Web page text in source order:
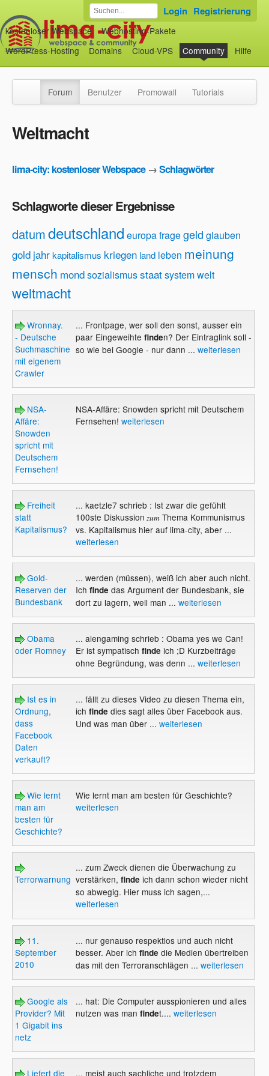
kostenloser Webspace
Webhosting-Pakete
WordPress-Hosting
Domains Cloud-VPS Community Hilfe
Login Registrierung
Forum Benutzer Promowall Tutorials
Weltmacht
lima-city: kostenloser Webspace→Schlagwörter
Schlagworte dieser Ergebnisse
datumdeutschland europafragegeld glauben
gold jahrkapitalismus kriegen land leben meinung
mensch mondsozialismusstaatsystemwelt
weltmacht
Wronnay.
- Deutsche
Suchmaschine
mit eigenem
Crawler
... Frontpage, wer soll den sonst, ausser ein
paar Eingeweihte finden? Der Eintraglink soll -
so wie bei Google - nur dann ... weiterlesen
NSA-
Affäre:
Snowden
spricht mit
Deutschem
Fernsehen!
NSA-Affäre: Snowden spricht mit Deutschem
Fernsehen! weiterlesen
Freiheit
statt
Kapitalismus?
... kaetzle7 schrieb : Ist zwar die gefühlt
100ste Diskussion zumThema Kommunismus
vs. Kapitalismus hier auf lima-city, aber ...
weiterlesen
Gold-
Reserven der
Bundesbank
... werden (müssen), weiß ich aber auch nicht.
Ich finde das Argument der Bundesbank, sie
dort zu lagern, weil man ... weiterlesen
Obama
oder Romney
... alengaming schrieb : Obama yes we Can!
Er ist sympatisch finde ich ;D Kurzbeiträge
ohne Begründung, was denn ... weiterlesen
Ist es in
Ordnung,
dass
Facebook
Daten
verkauft?
... fällt zu dieses Video zu diesen Thema ein,
ich finde dies sagt alles über Facebook aus.
Und was man über ... weiterlesen
Wie lernt
man am
besten für
Geschichte?
Wie lernt man am besten für Geschichte?
weiterlesen
Terrorwarnung
... zum Zweck dienen die Überwachung zu
verstärken, finde ich dann schon wieder nicht
so abwegig. Hier muss ich sagen,...
weiterlesen
11.
September
2010
... nur genauso respektlos und auch nicht
besser. Aber ich finde die Medien übertreiben
das mit den Terroranschlägen ... weiterlesen
Google als
Provider? Mit
1 Gigabit ins
netz
... hat: Die Computer ausspionieren und alles
nutzen was man findet.... weiterlesen
Liefert die ... meist auch sachliche und trotzdem